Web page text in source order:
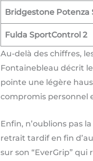
Bridgestone Potenza
Fulda SportControl 2
Au-delà des chiffres,
Fontainebleau décrit
pointe une légère
compromis personnel
Enfin, n’oublions pas
retrait tardif en fin
sur son “EverGrip”